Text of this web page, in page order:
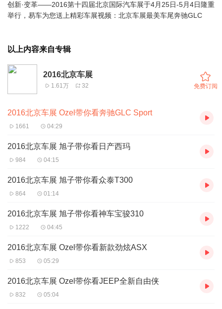
创新·变革——2016第十四届北京国际汽车展于4月25日-5月4日隆重
举行，易车为您送上精彩车展视频：北京车展最美车尾奔驰GLC
以上内容来自专辑
2016北京车展
1.61万 32 免费订阅
2016北京车展 Ozel带你看奔驰GLC Sport
1661 04:29
2016北京车展 旭子带你看日产西玛
984 04:15
2016北京车展 旭子带你看众泰T300
864 01:14
2016北京车展 旭子带你看神车宝骏310
1222 04:45
2016北京车展 Ozel带你看新款劲炫ASX
853 05:29
2016北京车展 Ozel带你看JEEP全新自由侠
832 05:04